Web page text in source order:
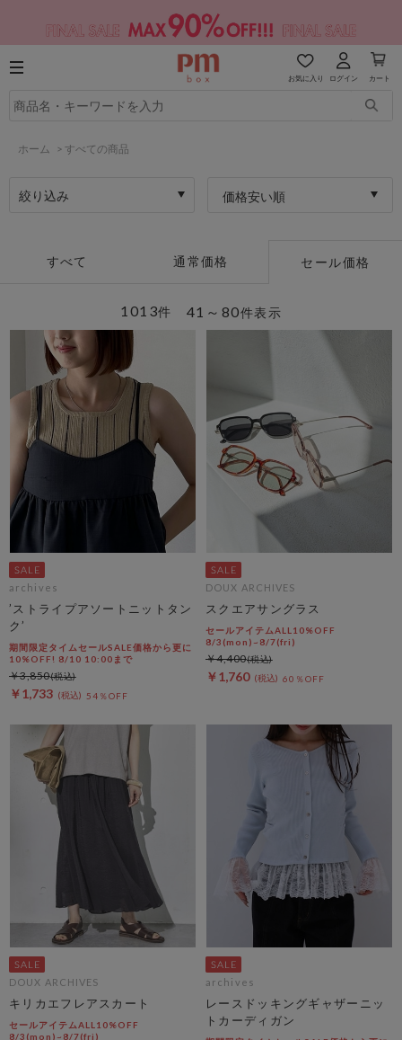
お気に入り ログイン カート
ホーム > すべての商品
絞り込み 価格安い順
すべて 通常価格 セール価格
41～80件表示
1013件
archives
’ストライプアソートニットタン
ク’
期間限定タイムセールSALE価格から更に
10%OFF! 8/10 10:00まで
￥1,733 54％OFF
￥3,850
DOUX ARCHIVES
スクエアサングラス
セールアイテムALL10%OFF
8/3(mon)~8/7(fri)
￥1,760 60％OFF
￥4,400
DOUX ARCHIVES
キリカエフレアスカート
セールアイテムALL10%OFF
8/3(mon)~8/7(fri)
archives
レースドッキングギャザーニッ
トカーディガン